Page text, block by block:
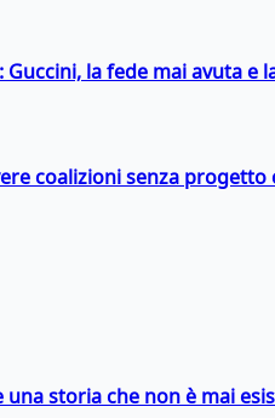
la fede mai avuta e
coalizioni senza progetto
una storia che non è mai